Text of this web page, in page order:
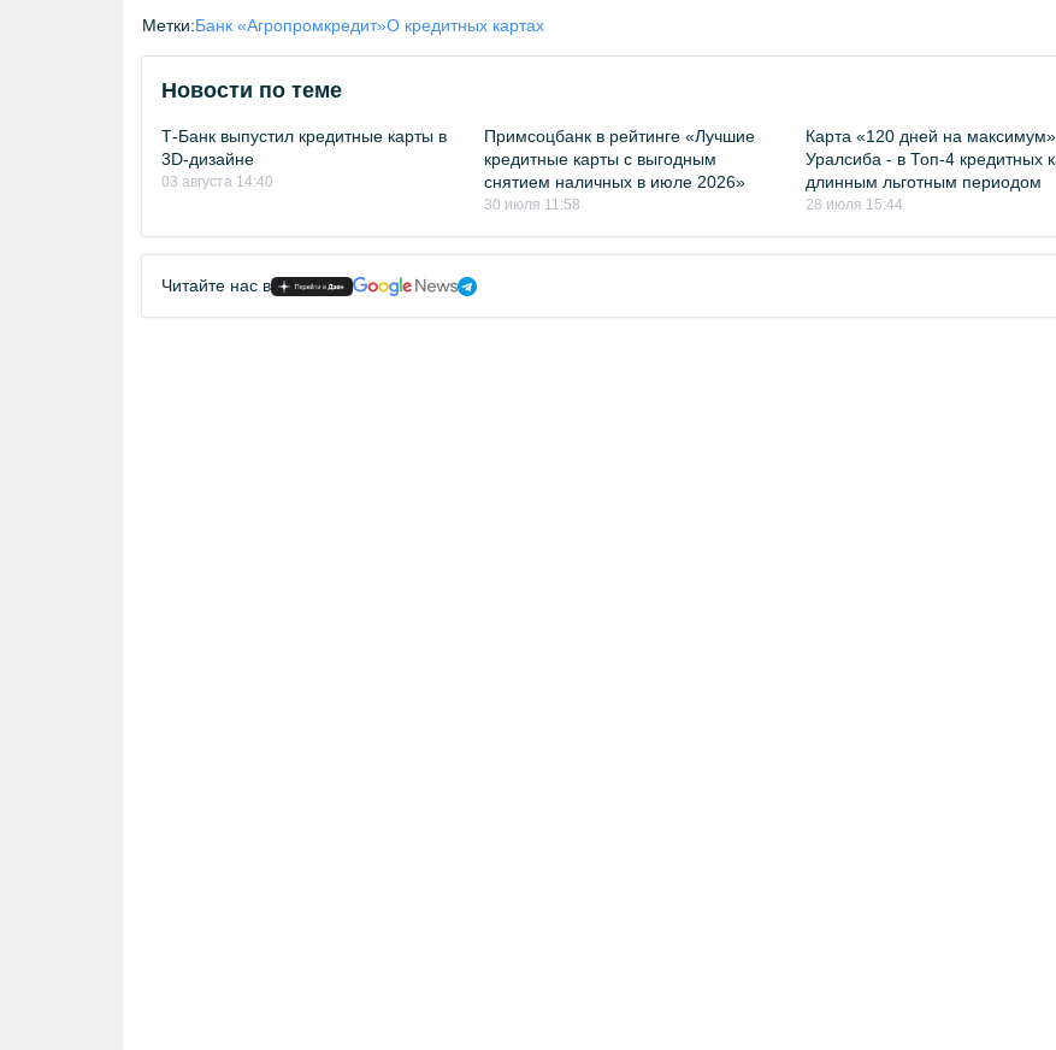
Метки:Банк «Агропромкредит»О кредитных картах
Новости по теме
Т-Банк выпустил кредитные карты в
3D-дизайне
03 августа 14:40
Примсоцбанк в рейтинге «Лучшие
кредитные карты с выгодным
снятием наличных в июле 2026»
30 июля 11:58
Карта «120 дней на максимум»
Уралсиба - в Топ-4 кредитных
длинным льготным периодом
28 июля 15:44
Читайте нас в